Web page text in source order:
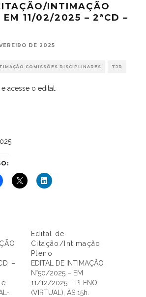
INTIMAÇÃO
11/02/2025 – 2ªCD –
DE 2025
COMISSÕES DISCIPLINARES TJD
acesse o edital.
–
e
Edital de
Citação/Intimação
Pleno
EDITAL DE INTIMAÇÃO
N°50/2025 – EM
11/12/2025 – PLENO
(VIRTUAL), ÀS 15h.